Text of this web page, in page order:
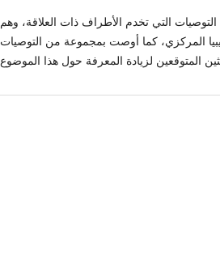
التي تخدم الأطراف ذات العلاقة، وهم
المركزي، كما أوصت بمجموعة من التوصيات